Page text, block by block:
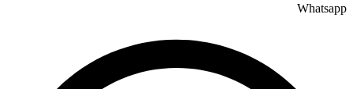
Whatsapp